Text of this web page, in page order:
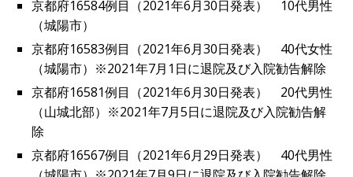
京都府16584例目（2021年6月30日発表） 10代男性
（城陽市）
京都府16583例目（2021年6月30日発表） 40代女性
（城陽市）※2021年7月1日に退院及び入院勧告解除
京都府16581例目（2021年6月30日発表） 20代男性
（山城北部）※2021年7月5日に退院及び入院勧告解
除
京都府16567例目（2021年6月29日発表） 40代男性